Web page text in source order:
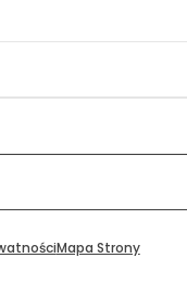
Mapa Strony